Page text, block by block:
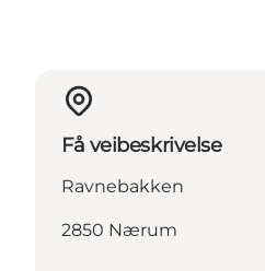
Få veibeskrivelse
Ravnebakken
2850 Nærum